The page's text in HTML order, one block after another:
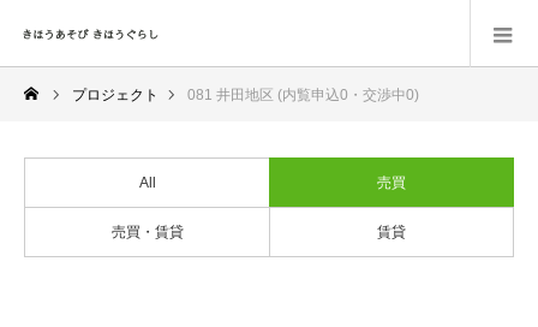
プロジェクト 081 井田地区 (内覧申込0・交渉中0)
All 売買
売買・賃貸 賃貸